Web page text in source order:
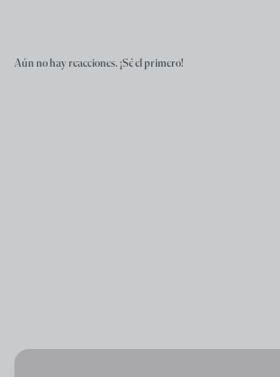
Aún no hay reacciones. ¡Sé el primero!